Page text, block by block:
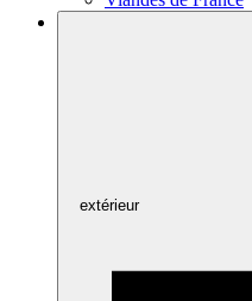
extérieur